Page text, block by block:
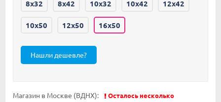
8x32 8x42 10x32 10x42 12x42
10x50 12x50 16x50
Магазин в Москве (ВДНХ): Осталось несколько